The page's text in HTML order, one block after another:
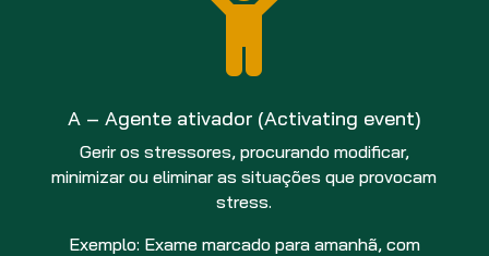

A – Agente ativador (Activating event)
Gerir os stressores, procurando modificar,
minimizar ou eliminar as situações que provocam
stress.
Exemplo: Exame marcado para amanhã, com